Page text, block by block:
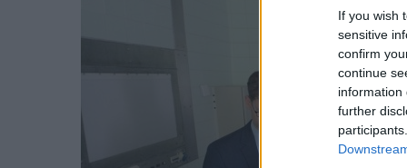
If you wish
sensitive
confirm
continue
information
further